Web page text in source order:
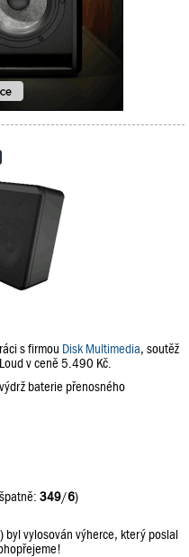
s firmou Disk Multimedia, soutěž
v ceně 5.490 Kč.
baterie přenosného
349/6)
byl vylosován výherce, který poslal